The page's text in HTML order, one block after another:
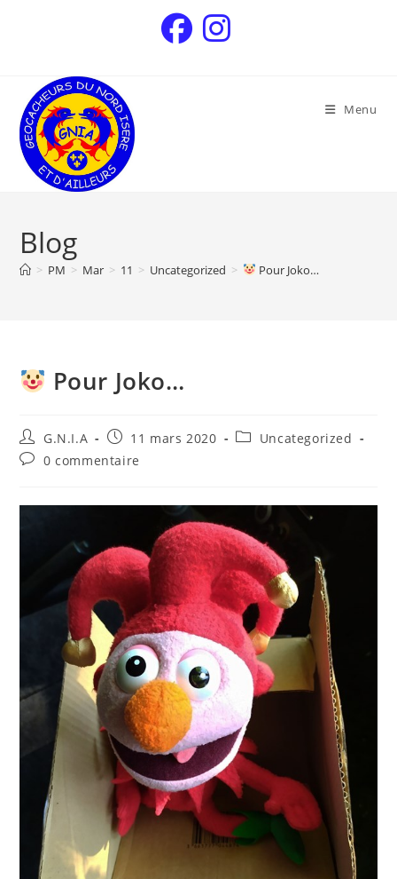
Menu
Blog
> PM > Mar > 11 > Uncategorized > Pour Joko…
Pour Joko…
G.N.I.A 11 mars 2020
Uncategorized
0 commentaire